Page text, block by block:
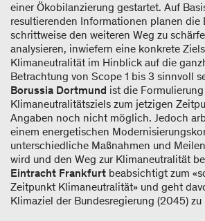
einer Ökobilanzierung gestartet. Auf
resultierenden Informationen planen die
schrittweise den weiteren Weg zu
analysieren, inwiefern eine konkrete
Klimaneutralität im Hinblick auf die
Betrachtung von Scope 1 bis 3 sinnvoll
Borussia Dortmund ist die
Klimaneutralitätsziels zum jetzigen
Angaben noch nicht möglich. Jedoch
einem energetischen
unterschiedliche Maßnahmen und
wird und den Weg zur Klimaneutralität
Eintracht Frankfurt beabsichtigt zum
Zeitpunkt Klimaneutralität» und geht
Klimaziel der Bundesregierung (2045)